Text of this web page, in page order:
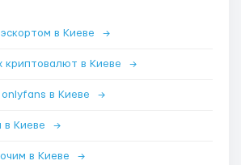
в Киеве →
криптовалют в Киеве →
в Киеве →
в Киеве →
в Киеве →